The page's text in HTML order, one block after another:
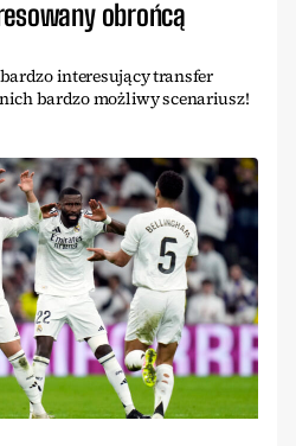
obrońcą
interesujący transfer
bardzo możliwy scenariusz!